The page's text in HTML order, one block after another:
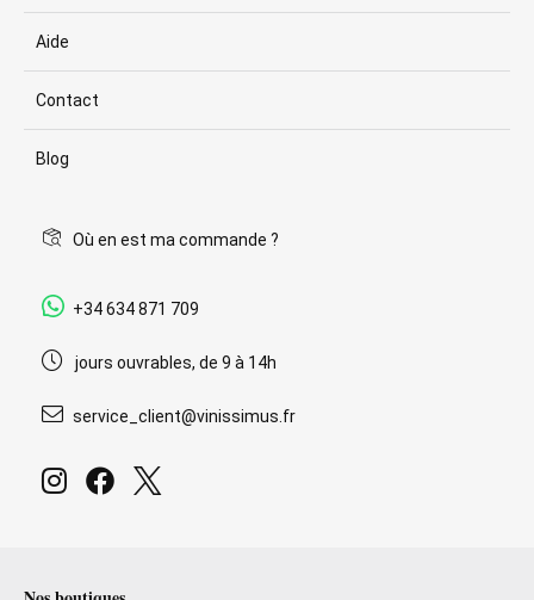
Aide
Contact
Blog
Où en est ma commande ?
+34 634 871 709
jours ouvrables, de 9 à 14h
service_client@vinissimus.fr